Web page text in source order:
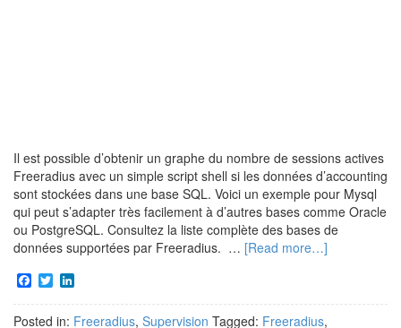
Il est possible d’obtenir un graphe du nombre de sessions actives
Freeradius avec un simple script shell si les données d’accounting
sont stockées dans une base SQL. Voici un exemple pour Mysql
qui peut s’adapter très facilement à d’autres bases comme Oracle
ou PostgreSQL. Consultez la liste complète des bases de
données supportées par Freeradius. … [Read more…]
Facebook
Twitter
Posted in: Freeradius, Supervision Tagged: Freeradius,